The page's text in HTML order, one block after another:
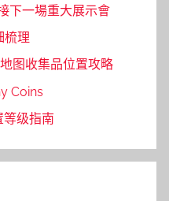
下一場重大展示會
梳理
图收集品位置攻略
Coins
等级指南